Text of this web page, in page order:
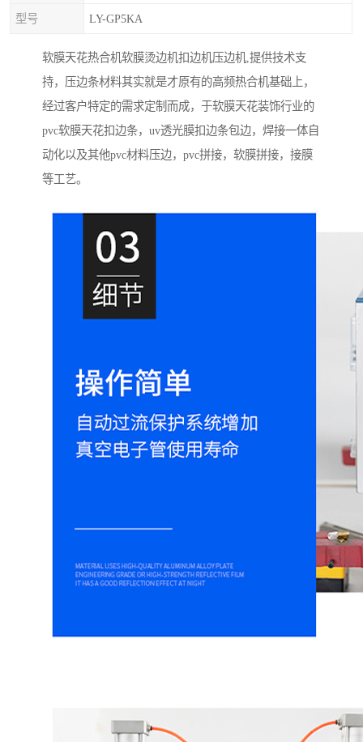
型号 LY-GP5KA
软膜天花热合机软膜烫边机扣边机压边机,提供技术支
持，压边条材料其实就是才原有的高频热合机基础上，
经过客户特定的需求定制而成，于软膜天花装饰行业的
pvc软膜天花扣边条，uv透光膜扣边条包边，焊接一体自
动化以及其他pvc材料压边，pvc拼接，软膜拼接，接膜
等工艺。